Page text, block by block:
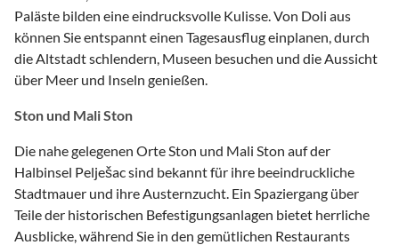
Paläste bilden eine eindrucksvolle Kulisse. Von Doli aus
können Sie entspannt einen Tagesausflug einplanen, durch
die Altstadt schlendern, Museen besuchen und die Aussicht
über Meer und Inseln genießen.
Ston und Mali Ston
Die nahe gelegenen Orte Ston und Mali Ston auf der
Halbinsel Pelješac sind bekannt für ihre beeindruckliche
Stadtmauer und ihre Austernzucht. Ein Spaziergang über
Teile der historischen Befestigungsanlagen bietet herrliche
Ausblicke, während Sie in den gemütlichen Restaurants